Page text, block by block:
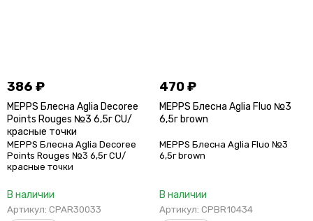
386 ₽
MEPPS Блесна Aglia Decoree
Points Rouges №3 6,5г CU/
красные точки
MEPPS Блесна Aglia Decoree
Points Rouges №3 6,5г CU/
красные точки
В наличии
Артикул: CPAR30033
470₽
MEPPS Блесна Aglia Fluo №3
6,5г brown
MEPPS Блесна Aglia Fluo №3
6,5г brown
В наличии
Артикул: CPBR10434